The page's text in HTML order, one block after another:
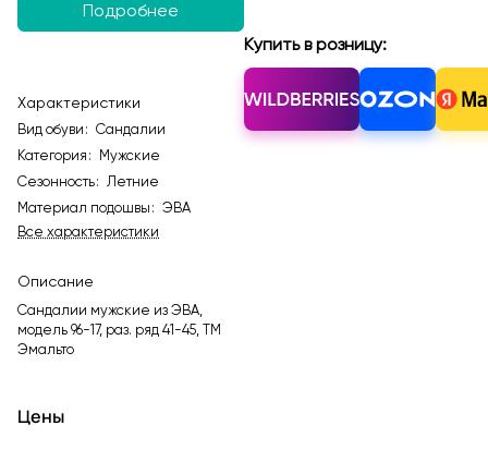
Подробнее
Характеристики
Вид обуви :
Сандалии
Категория :
Мужские
Сезонность:
Летние
Материал подошвы :
ЭВА
Все характеристики
Описание
Сандалии мужские из ЭВА,
модель 96-17, раз. ряд 41-45, ТМ
Эмальто
Купить в розницу:
Цены